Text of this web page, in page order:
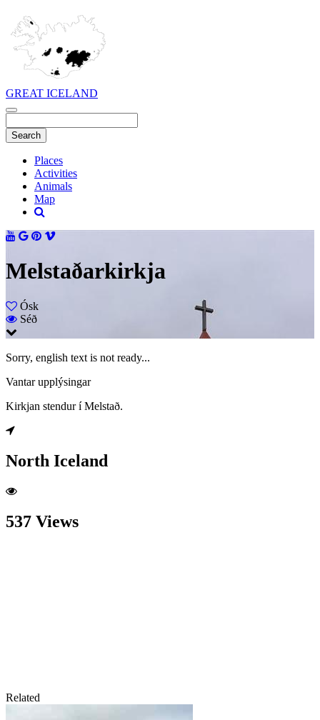
GREAT ICELAND
Places
Activities
Animals
Map
Melstaðarkirkja
Ósk
Séð
Sorry, english text is not ready...
Vantar upplýsingar
Kirkjan stendur í Melstað.
North Iceland
537 Views
Related